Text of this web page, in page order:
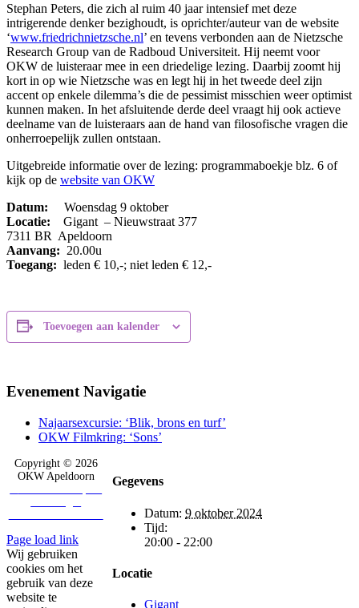
Stephan Peters, die zich al ruim 40 jaar intensief met deze
intrigerende denker bezighoudt, is oprichter/auteur van de website
‘www.friedrichnietzsche.nl’ en tevens verbonden aan de Nietzsche
Research Group van de Radboud Universiteit. Hij neemt voor
OKW de luisteraar mee in een driedelige lezing. Daarbij zoomt hij
kort in op wie Nietzsche was en legt hij in het tweede deel zijn
accent op enkele dilemma’s die de pessimist misschien weer optimist
kunnen maken. In het afsluitende derde deel vraagt hij ook actieve
deelname van de luisteraars aan de hand van filosofische vragen die
onherroepelijk zullen ontstaan.
Uitgebreide informatie over de lezing: programmaboekje blz. 6 of
kijk op de website van OKW
Datum: Woensdag 9 oktober
Locatie: Gigant – Nieuwstraat 377
7311 BR Apeldoorn
Aanvang: 20.00u
Toegang: leden € 10,-; niet leden € 12,-
Toevoegen aan kalender
Evenement Navigatie
Najaarsexcursie: ‘Blik, brons en turf’
OKW Filmkring: ‘Sons’
Gegevens
Datum: 9 oktober 2024
Tijd:
20:00 - 22:00
Locatie
Gigant
Copyright © 2026
OKW Apeldoorn
Page load link
Wij gebruiken
cookies om het
gebruik van deze
website te